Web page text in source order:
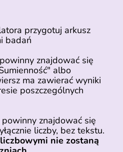
przygotuj arkusz
badań
znajdować się
albo
ma zawierać wyniki
poszczególnych
znajdować się
liczby, bez tekstu.
nie zostaną